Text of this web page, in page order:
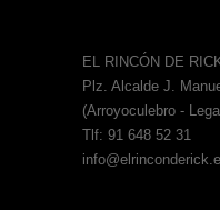
EL RINCÓN DE
Plz. Alcalde J.
(Arroyoculebro -
Tlf: 91 648 52 31